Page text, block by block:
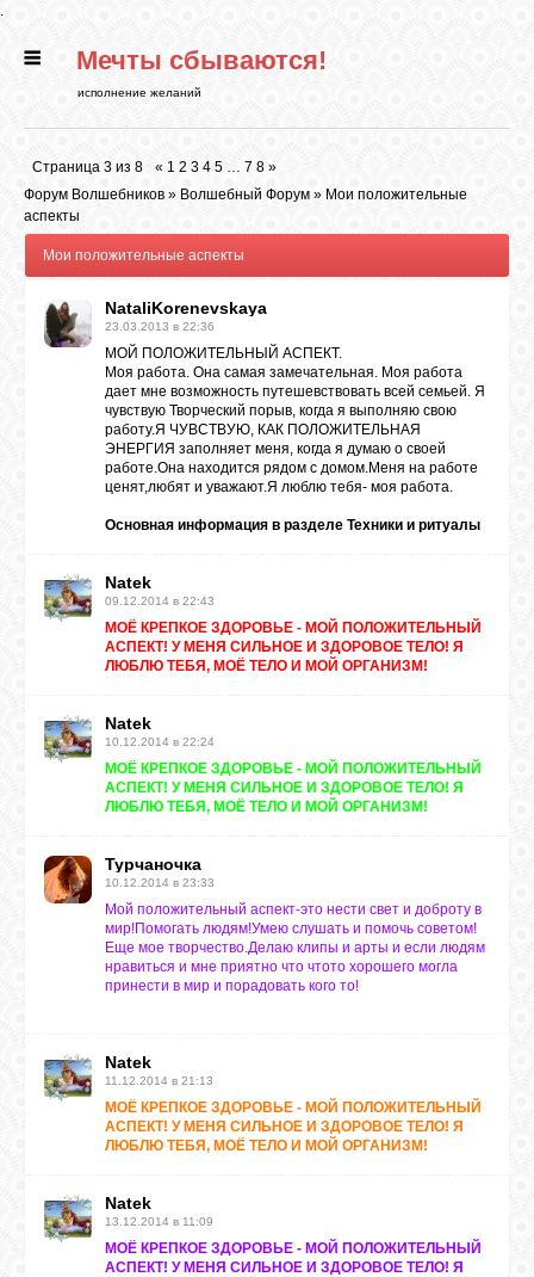
.
ГЛАВНАЯ
РИТУАЛЫ
ЛУНА
ФОРУМ
ГОРОСКОП
ВК
Мечты сбываются!
исполнение желаний
Страница 3 из 8 « 1 2 3 4 5 … 7 8 »
Форум Волшебников » Волшебный Форум » Мои положительные
аспекты
Мои положительные аспекты
NataliKorenevskaya
23.03.2013 в 22:36
МОЙ ПОЛОЖИТЕЛЬНЫЙ АСПЕКТ.
Моя работа. Она самая замечательная. Моя работа
дает мне возможность путешевствовать всей семьей. Я
чувствую Творческий порыв, когда я выполняю свою
работу.Я ЧУВСТВУЮ, КАК ПОЛОЖИТЕЛЬНАЯ
ЭНЕРГИЯ заполняет меня, когда я думаю о своей
работе.Она находится рядом с домом.Меня на работе
ценят,любят и уважают.Я люблю тебя- моя работа.
Основная информация в разделе Техники и ритуалы
Natek
09.12.2014 в 22:43
МОЁ КРЕПКОЕ ЗДОРОВЬЕ - МОЙ ПОЛОЖИТЕЛЬНЫЙ
АСПЕКТ! У МЕНЯ СИЛЬНОЕ И ЗДОРОВОЕ ТЕЛО! Я
ЛЮБЛЮ ТЕБЯ, МОЁ ТЕЛО И МОЙ ОРГАНИЗМ!
Natek
10.12.2014 в 22:24
МОЁ КРЕПКОЕ ЗДОРОВЬЕ - МОЙ ПОЛОЖИТЕЛЬНЫЙ
АСПЕКТ! У МЕНЯ СИЛЬНОЕ И ЗДОРОВОЕ ТЕЛО! Я
ЛЮБЛЮ ТЕБЯ, МОЁ ТЕЛО И МОЙ ОРГАНИЗМ!
Турчаночка
10.12.2014 в 23:33
Мой положительный аспект-это нести свет и доброту в
мир!Помогать людям!Умею слушать и помочь советом!
Еще мое творчество.Делаю клипы и арты и если людям
нравиться и мне приятно что чтото хорошего могла
принести в мир и порадовать кого то!
Natek
11.12.2014 в 21:13
МОЁ КРЕПКОЕ ЗДОРОВЬЕ - МОЙ ПОЛОЖИТЕЛЬНЫЙ
АСПЕКТ! У МЕНЯ СИЛЬНОЕ И ЗДОРОВОЕ ТЕЛО! Я
ЛЮБЛЮ ТЕБЯ, МОЁ ТЕЛО И МОЙ ОРГАНИЗМ!
Natek
13.12.2014 в 11:09
МОЁ КРЕПКОЕ ЗДОРОВЬЕ - МОЙ ПОЛОЖИТЕЛЬНЫЙ
АСПЕКТ! У МЕНЯ СИЛЬНОЕ И ЗДОРОВОЕ ТЕЛО! Я